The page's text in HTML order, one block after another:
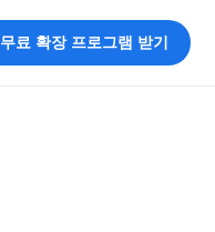
무료 확장 프로그램 받기